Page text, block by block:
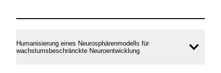
Humanisierung eines Neurosphärenmodells für
wachstumsbeschränckte Neuroentwicklung